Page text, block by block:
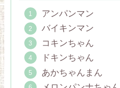
アンパンマン
バイキンマン
コキンちゃん
ドキンちゃん
あかちゃんまん